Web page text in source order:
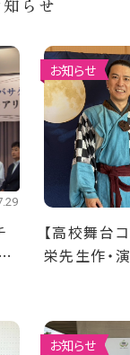
お知らせ
【高校舞台
栄先生作・
お知らせ